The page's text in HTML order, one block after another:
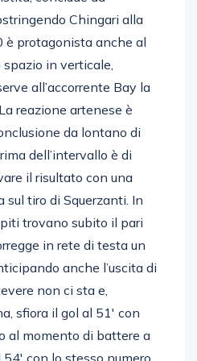
conclude da
Chingari alla
protagonista anche al
in verticale,
all’accorrente Bay la
reazione artenese è
da lontano di
dell’intervallo è di
il risultato con una
sul tiro di Squerzanti. In
trovano subito il pari
in rete di testa un
anche l’uscita di
non ci sta e,
sfiora il gol al 51′ con
al momento di battere a